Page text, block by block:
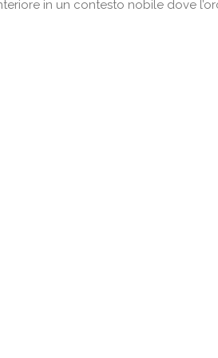
in un contesto nobile dove